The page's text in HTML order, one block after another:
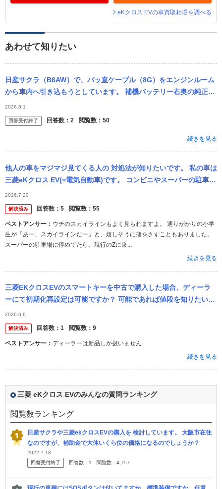
eKクロス EVの車買取相場を調べる
あわせて知りたい
日産サクラ（B6AW）で、バッ直ケーブル（8G）をエンジンルーム
から車内へ引き込もうとしています。 補機バッテリー右奥の純正ハ
ーネス用グロメットを使いたいのですが、車内側ではエアコンユニ
ット（ブ...
2026.8.1
回答受付終了 回答数： 2 閲覧数： 50
続きを見る
他人の車をマジマジ見てくる人の 対処法が知りたいです。 私の車は
三菱eKクロス EV(=電気自動車)です。 コンビニやスーパーの駐車場
に車を停め 買い物をすませて、戻ってくると、 私の車の周...
2026.7.20
解決済み 回答数： 5 閲覧数： 55
ベストアンサー： ウチのスカイラインもよく見られますよ。 通りがかりの小学
生が「あー、スカイラインだー」と、嬉しそうに指をさすこともありました。
スーパーの駐車場に停めてたら、現行のZに乗...
続きを見る
三菱EKクロスEVのスマートキーを中古で購入した場合、ディーラ
ーにて初期化再設定は可能ですか？ 可能であれば値段を知りたいで
す。 よろしくお願いします。
2026.6.6
解決済み 回答数： 1 閲覧数： 9
ベストアンサー： ディーラーは新品しか扱いません
続きを見る
三菱 eKクロス EVのみんなの質問ランキング
閲覧数ランキング
日産サクラや三菱ekクロスEVの購入を 検討しています。 大阪市在住
なのですが、補助金で大体いくら位の価格になるのでしょうか？
2022.7.18
回答受付終了
回答数： 1 閲覧数： 4,757